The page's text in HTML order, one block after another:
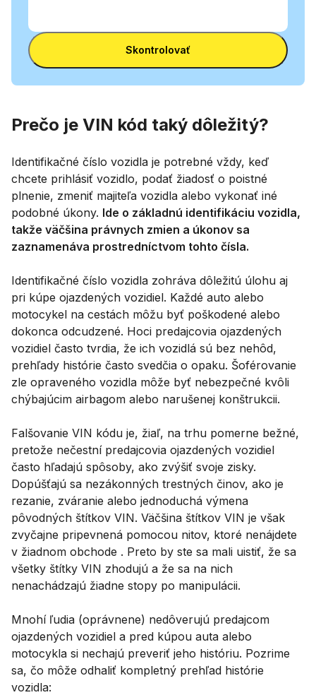
kódom VIN
a
poznávacou
Zadajte VIN
Skontrolovať
Prečo je VIN kód taký dôležitý?
Identifikačné číslo vozidla je potrebné vždy, keď
chcete prihlásiť vozidlo, podať žiadosť o poistné
plnenie, zmeniť majiteľa vozidla alebo vykonať iné
podobné úkony. Ide o základnú identifikáciu vozidla,
takže väčšina právnych zmien a úkonov sa
zaznamenáva prostredníctvom tohto čísla.
Identifikačné číslo vozidla zohráva dôležitú úlohu aj
pri kúpe ojazdených vozidiel. Každé auto alebo
motocykel na cestách môžu byť poškodené alebo
dokonca odcudzené. Hoci predajcovia ojazdených
vozidiel často tvrdia, že ich vozidlá sú bez nehôd,
prehľady histórie často svedčia o opaku. Šoférovanie
zle opraveného vozidla môže byť nebezpečné kvôli
chýbajúcim airbagom alebo narušenej konštrukcii.
Falšovanie VIN kódu je, žiaľ, na trhu pomerne bežné,
pretože nečestní predajcovia ojazdených vozidiel
často hľadajú spôsoby, ako zvýšiť svoje zisky.
Dopúšťajú sa nezákonných trestných činov, ako je
rezanie, zváranie alebo jednoduchá výmena
pôvodných štítkov VIN. Väčšina štítkov VIN je však
zvyčajne pripevnená pomocou nitov, ktoré nenájdete
v žiadnom obchode . Preto by ste sa mali uistiť, že sa
všetky štítky VIN zhodujú a že sa na nich
nenachádzajú žiadne stopy po manipulácii.
Mnohí ľudia (oprávnene) nedôverujú predajcom
ojazdených vozidiel a pred kúpou auta alebo
motocykla si nechajú preveriť jeho históriu. Pozrime
sa, čo môže odhaliť kompletný prehľad histórie
vozidla: